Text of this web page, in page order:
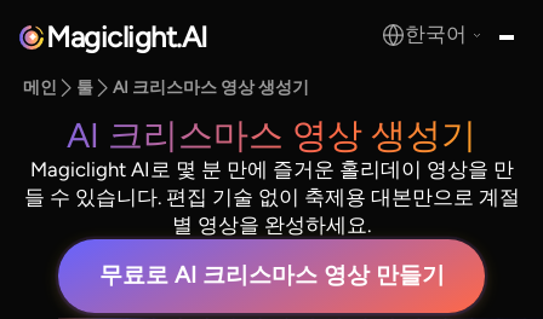
Magiclight.AI 한국어
메인 툴 AI 크리스마스 영상 생성기
AI 크리스마스 영상 생성기
Magiclight AI로 몇 분 만에 즐거운 홀리데이 영상을 만
들 수 있습니다. 편집 기술 없이 축제용 대본만으로 계절
별 영상을 완성하세요.
무료로 AI 크리스마스 영상 만들기